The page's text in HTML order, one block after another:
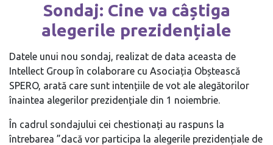
Sondaj: Cine va câștiga
alegerile prezidențiale
Datele unui nou sondaj, realizat de data aceasta de
Intellect Group în colaborare cu Asociația Obștească
SPERO, arată care sunt intențiile de vot ale alegătorilor
înaintea alegerilor prezidențiale din 1 noiembrie.
În cadrul sondajului cei chestionați au raspuns la
întrebarea ”dacă vor participa la alegerile prezidențiale de